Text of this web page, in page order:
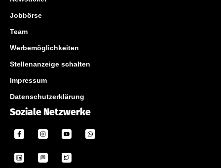
Jobbörse
Team
Werbemöglichkeiten
Stellenanzeige schalten
Impressum
Datenschutzerklärung
Soziale Netzwerke